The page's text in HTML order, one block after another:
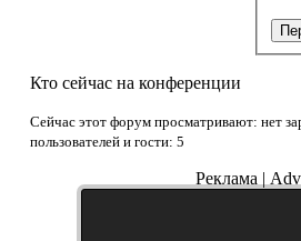
Кто сейчас на конференции
Сейчас этот форум просматривают: нет
пользователей и гости: 5
Реклама | Adv